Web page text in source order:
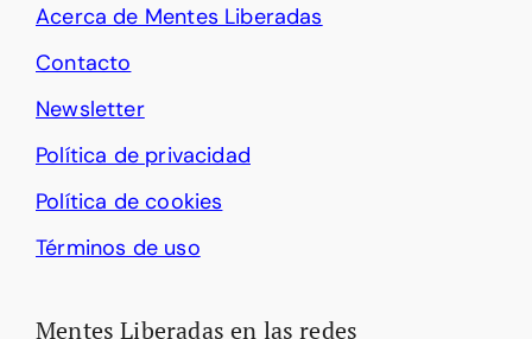
Acerca de Mentes Liberadas
Contacto
Newsletter
Política de privacidad
Política de cookies
Términos de uso
Mentes Liberadas en las redes